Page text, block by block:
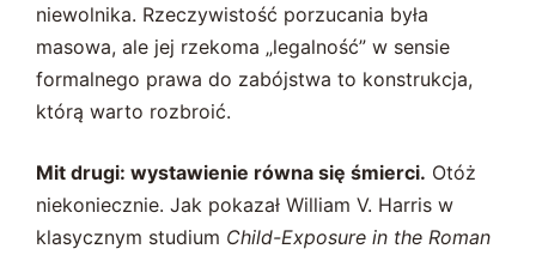
niewolnika. Rzeczywistość porzucania była
masowa, ale jej rzekoma „legalność” w sensie
formalnego prawa do zabójstwa to konstrukcja,
którą warto rozbroić.
Mit drugi: wystawienie równa się śmierci. Otóż
niekoniecznie. Jak pokazał William V. Harris w
klasycznym studium Child-Exposure in the Roman